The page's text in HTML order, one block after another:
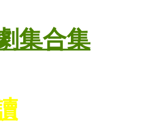
集合集